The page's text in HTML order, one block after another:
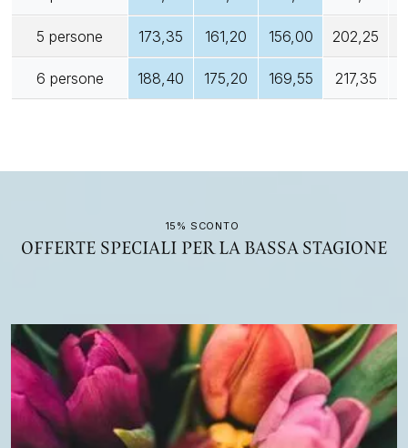
5 persone 173,35 161,20 156,00 202,25
6 persone 188,40 175,20 169,55 217,35
15% SCONTO
OFFERTE SPECIALI PER LA BASSA STAGIONE